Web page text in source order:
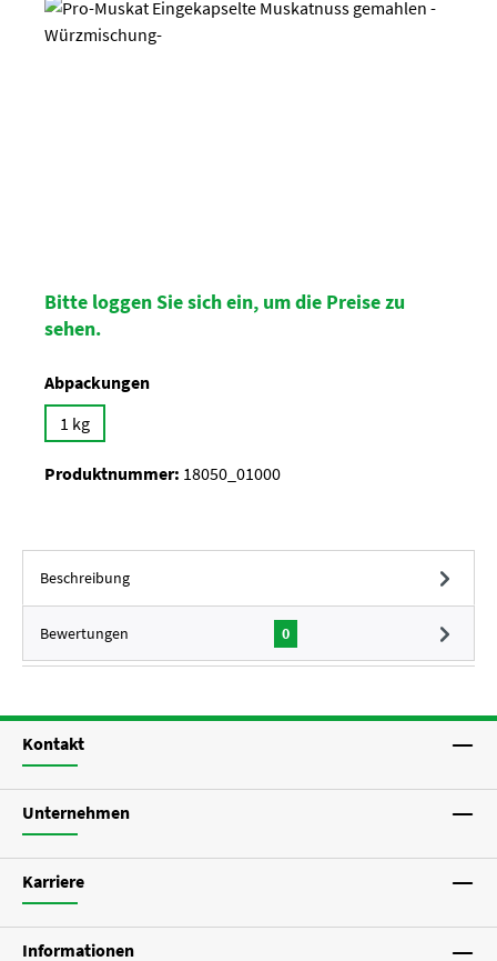
Bildergalerie überspringen
Bitte loggen Sie sich ein, um die Preise zu
sehen.
Abpackungenauswählen
1 kg
Produktnummer: 18050_01000
Beschreibung
Bewertungen 0
Kontakt
Unternehmen
Karriere
Informationen